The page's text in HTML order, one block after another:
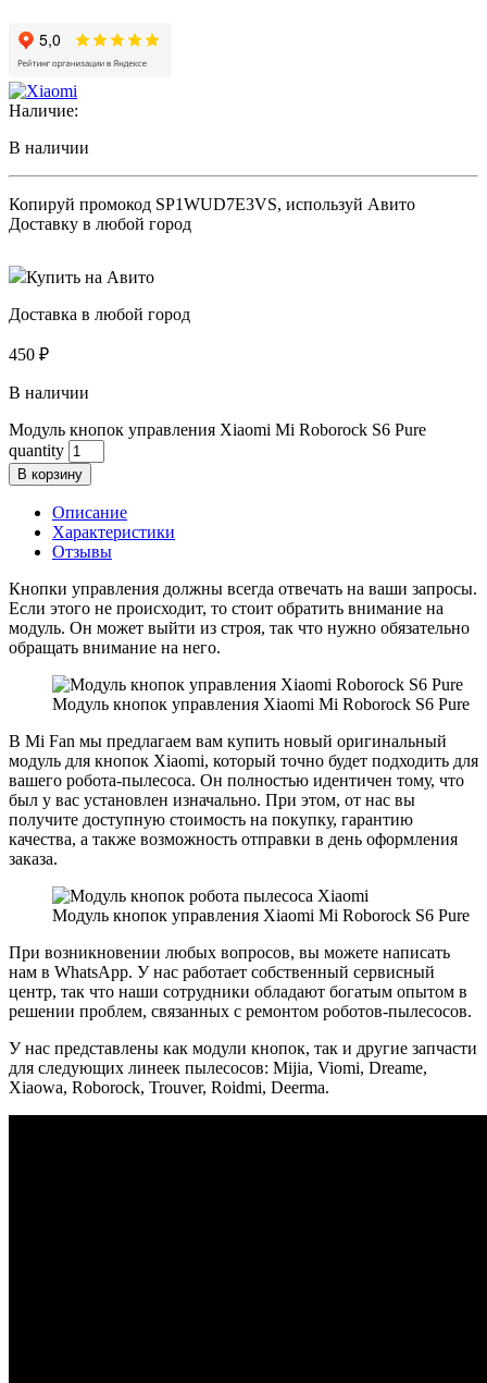
Наличие:
В наличии
Копируй промокод SP1WUD7E3VS, используй Авито
Доставку в любой город
Купить на Авито
Доставка в любой город
450 ₽
В наличии
Модуль кнопок управления Xiaomi Mi Roborock S6 Pure
quantity
В корзину
Описание
Характеристики
Отзывы
Кнопки управления должны всегда отвечать на ваши запросы.
Если этого не происходит, то стоит обратить внимание на
модуль. Он может выйти из строя, так что нужно обязательно
обращать внимание на него.
Модуль кнопок управления Xiaomi Mi Roborock S6 Pure
В Mi Fan мы предлагаем вам купить новый оригинальный
модуль для кнопок Xiaomi, который точно будет подходить для
вашего робота-пылесоса. Он полностью идентичен тому, что
был у вас установлен изначально. При этом, от нас вы
получите доступную стоимость на покупку, гарантию
качества, а также возможность отправки в день оформления
заказа.
Модуль кнопок управления Xiaomi Mi Roborock S6 Pure
При возникновении любых вопросов, вы можете написать
нам в WhatsApp. У нас работает собственный сервисный
центр, так что наши сотрудники обладают богатым опытом в
решении проблем, связанных с ремонтом роботов-пылесосов.
У нас представлены как модули кнопок, так и другие запчасти
для следующих линеек пылесосов: Mijia, Viomi, Dreame,
Xiaowa, Roborock, Trouver, Roidmi, Deerma.